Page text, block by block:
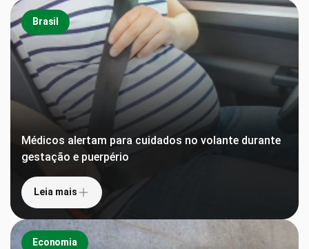
Brasil
Médicos alertam para cuidados no volante durante
gestação e puerpério
Leia mais
Economia